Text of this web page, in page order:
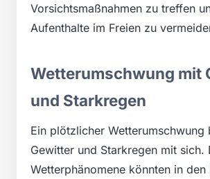
Vorsichtsmaßnahmen zu treffen
Aufenthalte im Freien zu
Wetterumschwung mit
und Starkregen
Ein plötzlicher Wetterumschwung
Gewitter und Starkregen mit sich.
Wetterphänomene könnten in